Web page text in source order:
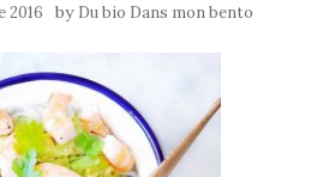
2016 by Du bio Dans mon bento